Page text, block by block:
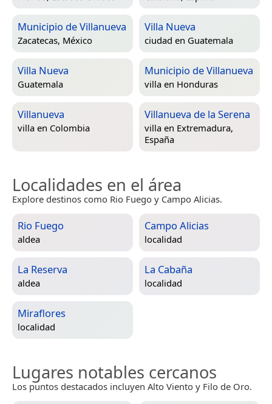
Municipio de Villanueva
Zacatecas, México
Villa Nueva
ciudad en Guatemala
Villa Nueva
Guatemala
Municipio de Villanueva
villa en Honduras
Villanueva
villa en Colombia
Villanueva de la Serena
villa en Extremadura,
España
Localidades en el área
Explore destinos como Rio Fuego y Campo Alicias.
Rio Fuego
aldea
Campo Alicias
localidad
La Reserva
aldea
La Cabaña
localidad
Miraflores
localidad
Lugares notables cercanos
Los puntos destacados incluyen Alto Viento y Filo de Oro.